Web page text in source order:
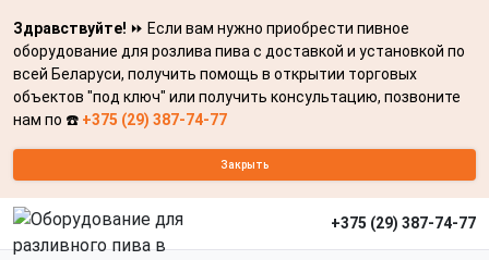
Здравствуйте! ⏩ Если вам нужно приобрести пивное
оборудование для розлива пива с доставкой и установкой по
всей Беларуси, получить помощь в открытии торговых
объектов "под ключ" или получить консультацию, позвоните
нам по ☎️ +375 (29) 387-74-77
Закрыть
+375 (29) 387-74-77